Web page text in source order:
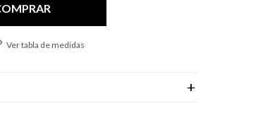
Ver tabla de medidas